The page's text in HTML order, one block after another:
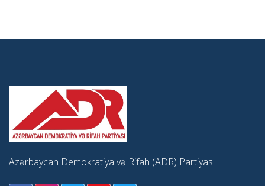
Azərbaycan Demokratiya və Rifah (ADR) Partiyası